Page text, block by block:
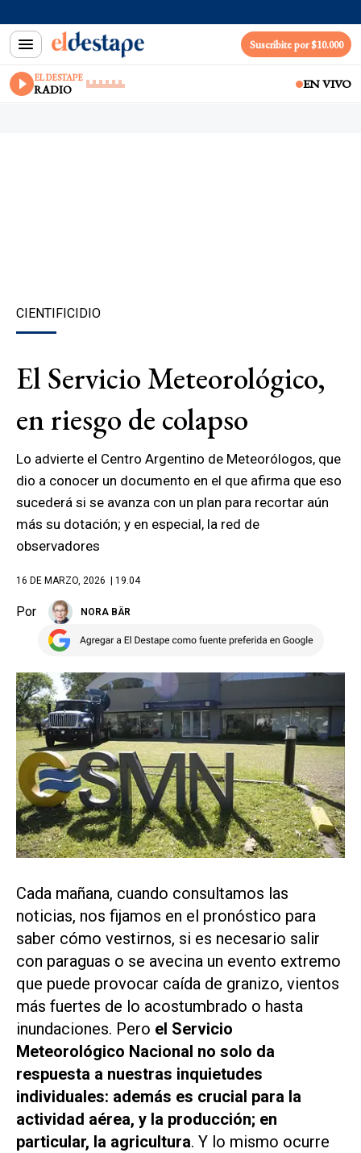
Suscribite por $10.000
EL DESTAPE
RADIO EN VIVO
CIENTIFICIDIO
El Servicio Meteorológico,
en riesgo de colapso
Lo advierte el Centro Argentino de Meteorólogos, que
dio a conocer un documento en el que afirma que eso
sucederá si se avanza con un plan para recortar aún
más su dotación; y en especial, la red de
observadores
16 DE MARZO, 2026 | 19.04
Por NORA BÄR
Cada mañana, cuando consultamos las
noticias, nos fijamos en el pronóstico para
saber cómo vestirnos, si es necesario salir
con paraguas o se avecina un evento extremo
que puede provocar caída de granizo, vientos
más fuertes de lo acostumbrado o hasta
inundaciones. Pero el Servicio
Meteorológico Nacional no solo da
respuesta a nuestras inquietudes
individuales: además es crucial para la
actividad aérea, y la producción; en
particular, la agricultura. Y lo mismo ocurre